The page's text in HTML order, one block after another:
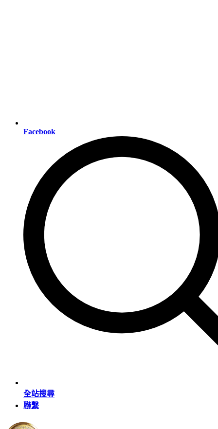
Facebook
全站搜尋
聯繫